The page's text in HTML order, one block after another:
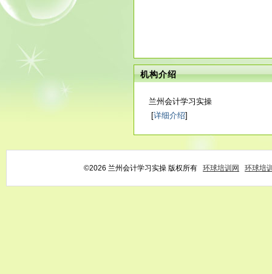
机构介绍
兰州会计学习实操
[详细介绍]
©2026 兰州会计学习实操 版权所有 环球培训网 环球培